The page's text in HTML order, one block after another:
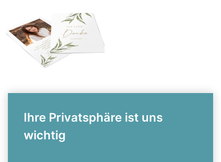
Ihre Privatsphäre ist uns
wichtig